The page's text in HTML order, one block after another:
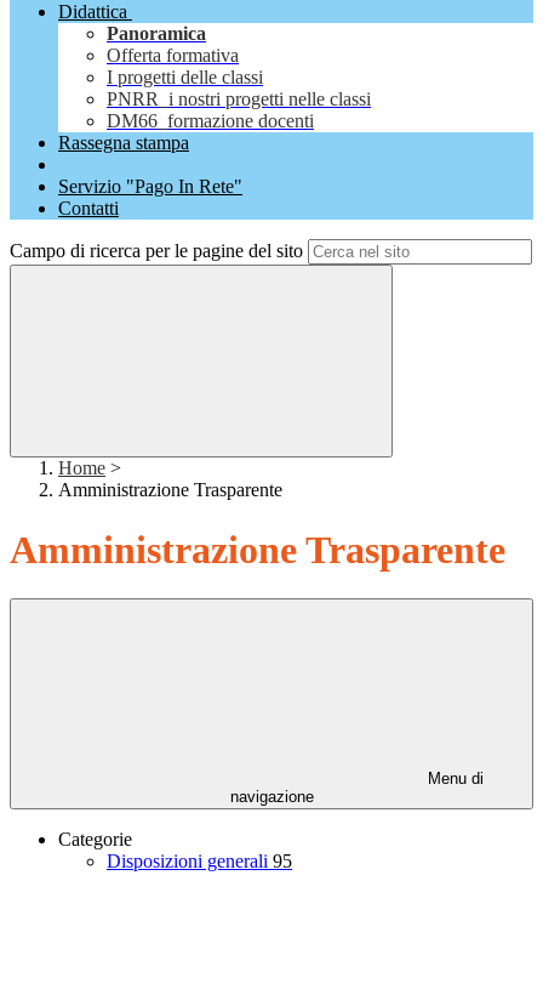
Didattica
Panoramica
Offerta formativa
I progetti delle classi
PNRR_i nostri progetti nelle classi
DM66_formazione docenti
Rassegna stampa
Servizio "Pago In Rete"
Contatti
Campo di ricerca per le pagine del sito
Home >
Amministrazione Trasparente
Amministrazione Trasparente
Menu di
navigazione
Categorie
Disposizioni generali 95